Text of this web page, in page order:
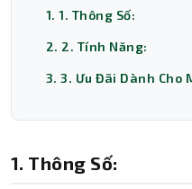
1. 1. Thông Số:
2. 2. Tính Năng:
3. 3. Ưu Đãi Dành Cho
1. Thông Số: